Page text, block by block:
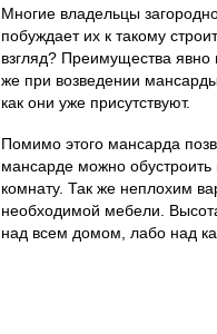
Многие владельцы
побуждает их к такому
взгляд? Преимущества
же при возведении
как они уже присутствуют.
Помимо этого мансарда
мансарде можно
комнату. Так же неплохим
необходимой мебели.
над всем домом, лабо над